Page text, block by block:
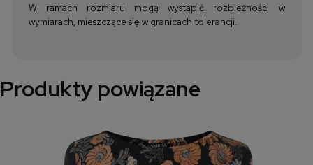
W ramach rozmiaru mogą wystąpić rozbieżności w
wymiarach, mieszczące się w granicach tolerancji.
Produkty powiązane